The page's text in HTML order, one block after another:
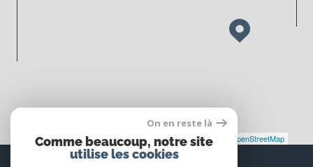
Leaflet|©JawgMaps © OpenStreetMap
Espace
On en reste là
Comme beaucoup, notre site
utilise les cookies